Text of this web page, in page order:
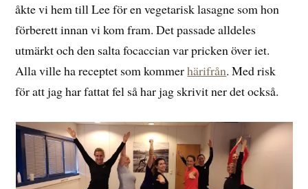
åkte vi hem till Lee för en vegetarisk lasagne som hon
förberett innan vi kom fram. Det passade alldeles
utmärkt och den salta focaccian var pricken över iet.
Alla ville ha receptet som kommerhärifrån. Med risk
för att jag har fattat fel så har jag skrivit ner det också.